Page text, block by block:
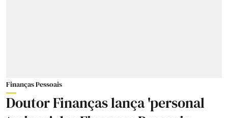
Finanças Pessoais
Doutor Finanças lança 'personal